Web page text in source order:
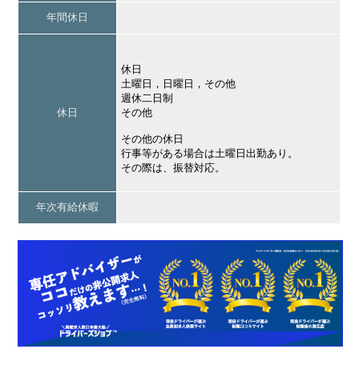
年間休日
休日
休日
土曜日，日曜日，その他
週休二日制
その他
その他の休日
行事等がある場合は土曜日出勤あり。
その際は、振替対応。
年次有給休暇